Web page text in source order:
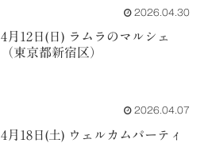
2026.04.30
4月12日(日) ラムラのマルシェ
（東京都新宿区）
2026.04.07
4月18日(土) ウェルカムパーティ